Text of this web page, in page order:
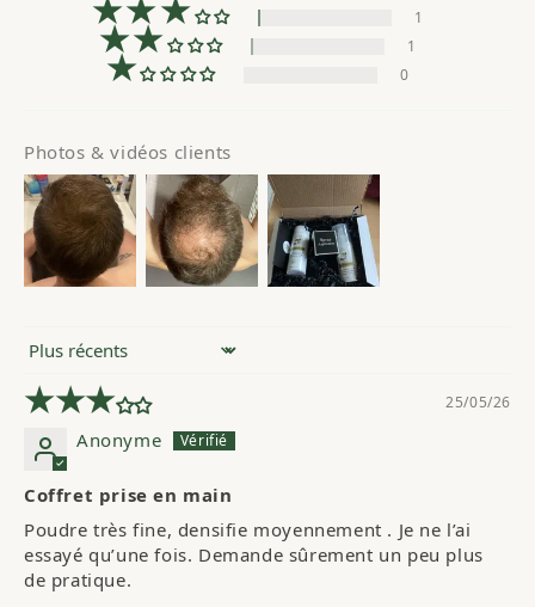
1
1
0
Photos & vidéos clients
Sort by
25/05/26
Anonyme
Coffret prise en main
Poudre très fine, densifie moyennement . Je ne l’ai
essayé qu’une fois. Demande sûrement un peu plus
de pratique.